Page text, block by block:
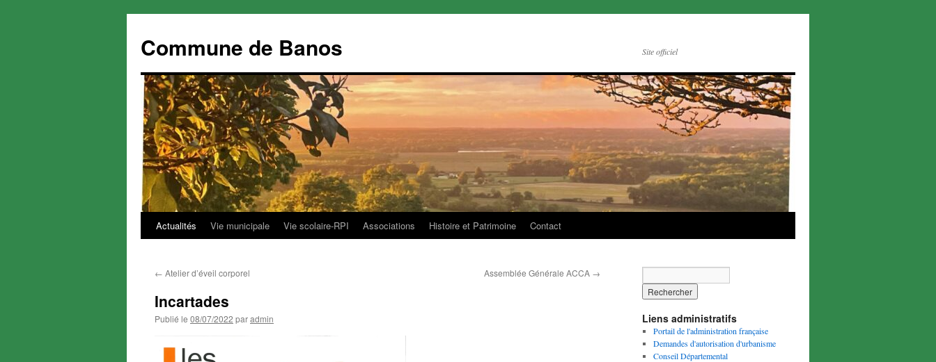
Commune de Banos Site officiel
Aller
contenu
Actualités Vie municipale Vie scolaire-RPI Associations Histoire et Patrimoine Contact
← Atelier d’éveil corporel Assemblée Générale ACCA →
Incartades
Publié le 08/07/2022 paradmin Liens administratifs
Portail de l'administration française
Demandes d'autorisation d'urbanisme
Conseil Départemental